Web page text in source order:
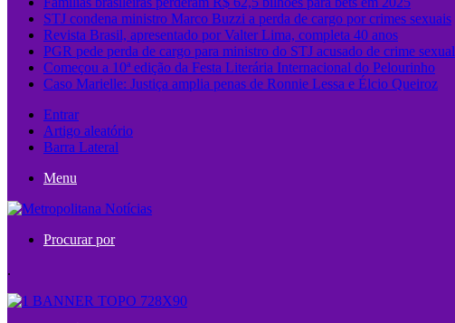
STJ condena ministro Marco Buzzi a perda de cargo por crimes sexuais
Revista Brasil, apresentado por Valter Lima, completa 40 anos
PGR pede perda de cargo para ministro do STJ acusado de crime sexual
Começou a 10ª edição da Festa Literária Internacional do Pelourinho
Caso Marielle: Justiça amplia penas de Ronnie Lessa e Élcio Queiroz
Entrar
Artigo aleatório
Barra Lateral
Menu
Procurar por
.